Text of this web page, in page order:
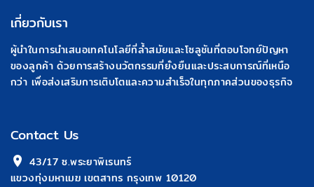
เกี่ยวกับเรา
ผู้นำในการนำเสนอเทคโนโลยีที่ล้ำสมัยและโซลูชันที่ตอบโจทย์ปัญหา
ของลูกค้า ด้วยการสร้างนวัตกรรมที่ยั่งยืนและประสบการณ์ที่เหนือ
กว่า เพื่อส่งเสริมการเติบโตและความสำเร็จในทุกภาคส่วนของธุรกิจ
Contact Us
43/17 ซ.พระยาพิเรนทร์
แขวงทุ่งมหาเมฆ เขตสาทร กรุงเทพ 10120